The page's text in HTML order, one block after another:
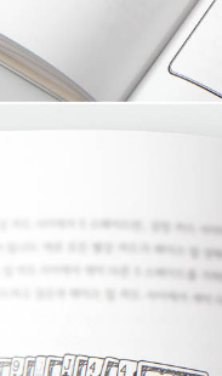
프 하세요!